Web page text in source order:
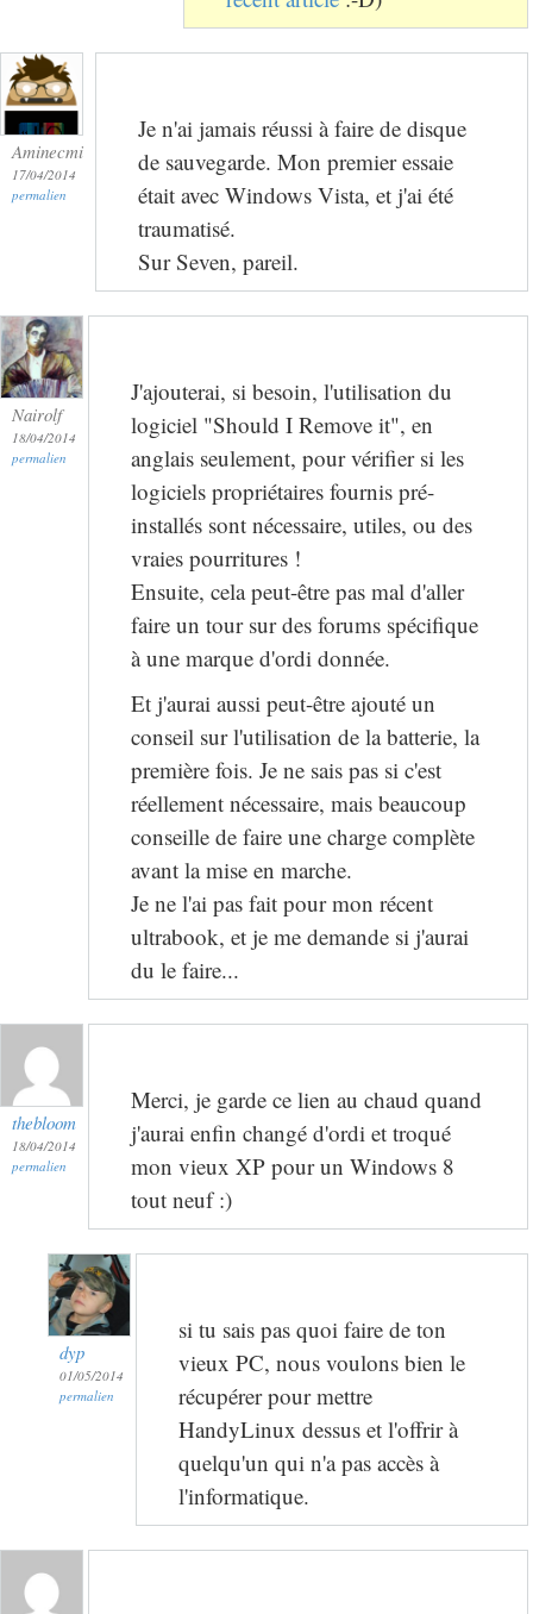
Aminecmi
17/04/2014
permalien
Je n'ai jamais réussi à faire de disque
de sauvegarde. Mon premier essaie
était avec Windows Vista, et j'ai été
traumatisé.
Sur Seven, pareil.
Nairolf
18/04/2014
permalien
J'ajouterai, si besoin, l'utilisation du
logiciel "Should I Remove it", en
anglais seulement, pour vérifier si les
logiciels propriétaires fournis pré-
installés sont nécessaire, utiles, ou des
vraies pourritures !
Ensuite, cela peut-être pas mal d'aller
faire un tour sur des forums spécifique
à une marque d'ordi donnée.
Et j'aurai aussi peut-être ajouté un
conseil sur l'utilisation de la batterie, la
première fois. Je ne sais pas si c'est
réellement nécessaire, mais beaucoup
conseille de faire une charge complète
avant la mise en marche.
Je ne l'ai pas fait pour mon récent
ultrabook, et je me demande si j'aurai
du le faire...
thebloom
18/04/2014
permalien
Merci, je garde ce lien au chaud quand
j'aurai enfin changé d'ordi et troqué
mon vieux XP pour un Windows 8
tout neuf :)
dyp
01/05/2014
permalien
si tu sais pas quoi faire de ton
vieux PC, nous voulons bien le
récupérer pour mettre
HandyLinux dessus et l'offrir à
quelqu'un qui n'a pas accès à
l'informatique.